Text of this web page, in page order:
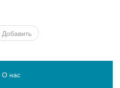
Добавить
О нас